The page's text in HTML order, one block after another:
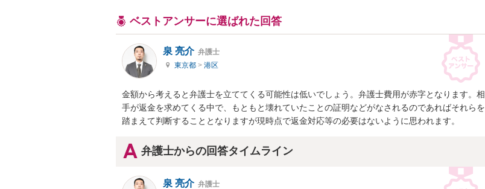
ベストアンサーに選ばれた回答
泉 亮介 弁護士
東京都 > 港区
金額から考えると弁護士を立ててくる可能性は低いでしょう。弁護士費用が赤字となります。相
手が返金を求めてくる中で、もともと壊れていたことの証明などがなされるのであればそれらを
踏まえて判断することとなりますが現時点で返金対応等の必要はないように思われます。
弁護士からの回答タイムライン
泉 亮介 弁護士